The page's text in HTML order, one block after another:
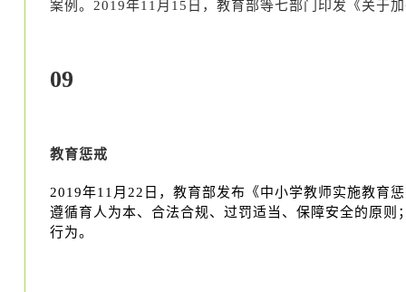
案例。2019年11月15日，教育部等七部门印发《关于
09
教育惩戒
2019年11月22日，教育部发布《中小学教师实施教育
遵循育人为本、合法合规、过罚适当、保障安全的原
行为。